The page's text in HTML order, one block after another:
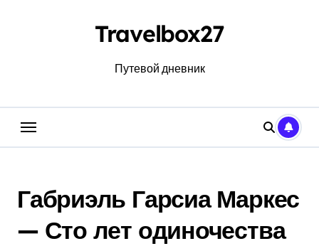
Travelbox27
Путевой дневник
Габриэль Гарсиа Маркес
— Сто лет одиночества